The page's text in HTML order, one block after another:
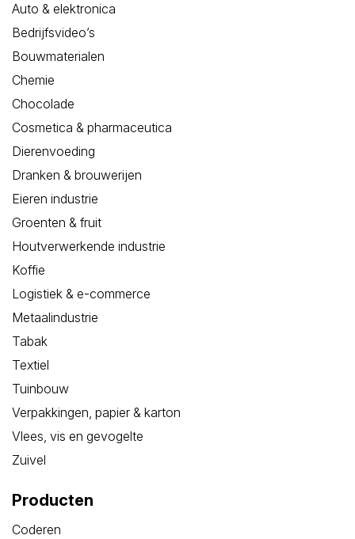
Auto & elektronica
Bedrijfsvideo’s
Bouwmaterialen
Chemie
Chocolade
Cosmetica & pharmaceutica
Dierenvoeding
Dranken & brouwerijen
Eieren industrie
Groenten & fruit
Houtverwerkende industrie
Koffie
Logistiek & e-commerce
Metaalindustrie
Tabak
Textiel
Tuinbouw
Verpakkingen, papier & karton
Vlees, vis en gevogelte
Zuivel
Producten
Coderen